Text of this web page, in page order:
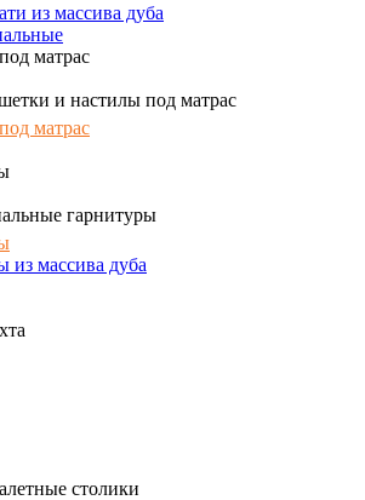
из массива дуба
матрас
и настилы под матрас
матрас
гарнитуры
из массива дуба
столики